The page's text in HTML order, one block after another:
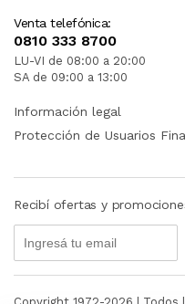
Venta telefónica:
0810 333 8700
LU-VI de 08:00 a 20:00
SA de 09:00 a 13:00
Información legal
Protección de Usuarios
Recibí ofertas y